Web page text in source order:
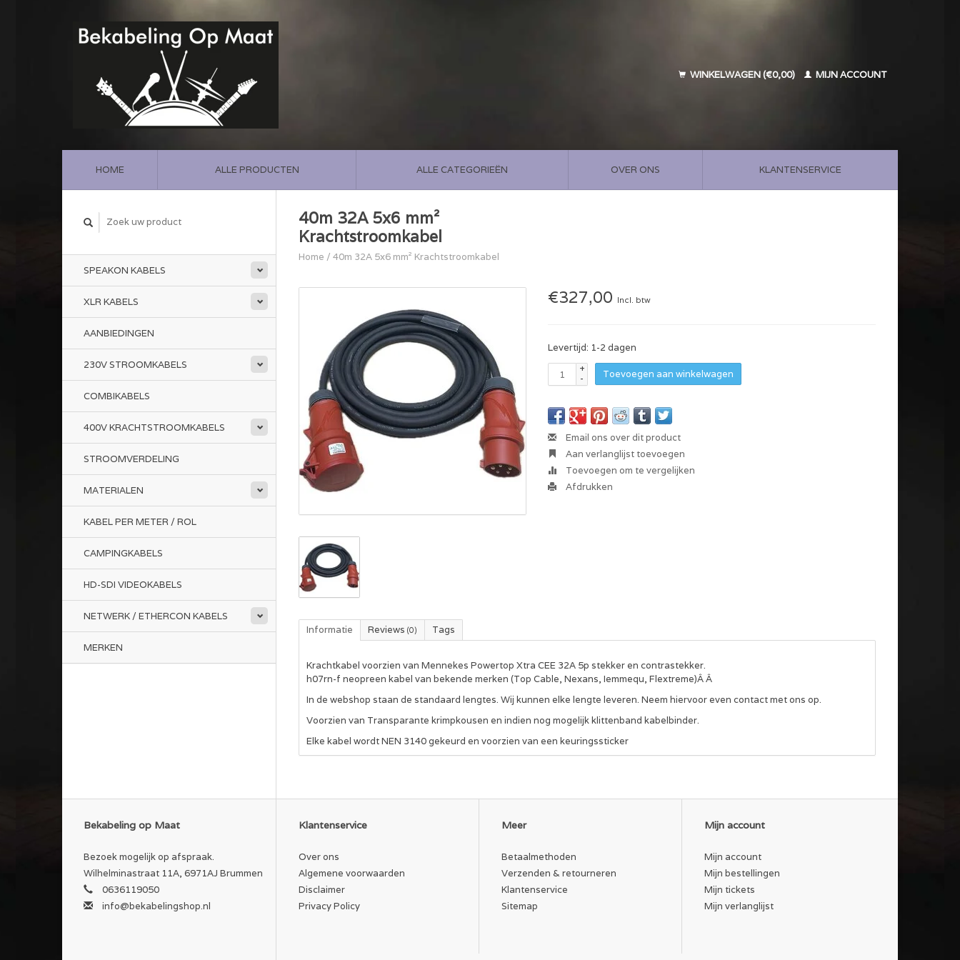
WINKELWAGEN (€0,00) MIJN ACCOUNT
HOME ALLE PRODUCTEN ALLE CATEGORIEËN OVER ONS KLANTENSERVICE
SPEAKON KABELS
XLR KABELS
AANBIEDINGEN
230V STROOMKABELS
COMBIKABELS
400V KRACHTSTROOMKABELS
STROOMVERDELING
MATERIALEN
KABEL PER METER / ROL
CAMPINGKABELS
HD-SDI VIDEOKABELS
NETWERK / ETHERCON KABELS
MERKEN
40m 32A 5x6 mm²
Krachtstroomkabel
Home / 40m 32A 5x6 mm² Krachtstroomkabel
€327,00 Incl. btw
Levertijd: 1-2 dagen
+
-
Toevoegen aan winkelwagen
Email ons over dit product
Aan verlanglijst toevoegen
Toevoegen om te vergelijken
Afdrukken
Informatie Reviews (0) Tags
Krachtkabel voorzien van Mennekes Powertop Xtra CEE 32A 5p stekker en contrastekker.
h07rn-f neopreen kabel van bekende merken (Top Cable, Nexans, Iemmequ, Flextreme)Â Â
In de webshop staan de standaard lengtes. Wij kunnen elke lengte leveren. Neem hiervoor even contact met ons op.
Voorzien van Transparante krimpkousen en indien nog mogelijk klittenband kabelbinder.
Elke kabel wordt NEN 3140 gekeurd en voorzien van een keuringssticker
Bekabeling op Maat
Bezoek mogelijk op afspraak.
Wilhelminastraat 11A, 6971AJ Brummen
0636119050
info@bekabelingshop.nl
Klantenservice
Over ons
Algemene voorwaarden
Disclaimer
Privacy Policy
Meer
Betaalmethoden
Verzenden & retourneren
Klantenservice
Sitemap
Mijn account
Mijn account
Mijn bestellingen
Mijn tickets
Mijn verlanglijst